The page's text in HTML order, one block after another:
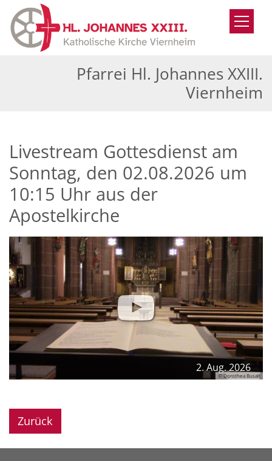
Zum Inhalt springen
Pfarrei Hl. Johannes XXIII.
Viernheim
Livestream Gottesdienst am
Sonntag, den 02.08.2026 um
10:15 Uhr aus der
Apostelkirche
2. Aug. 2026
© Dorothea Busalt
Zurück